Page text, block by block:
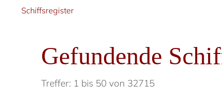
Schiffsregister
Gefundende
Treffer: 1 bis 50 von 32715